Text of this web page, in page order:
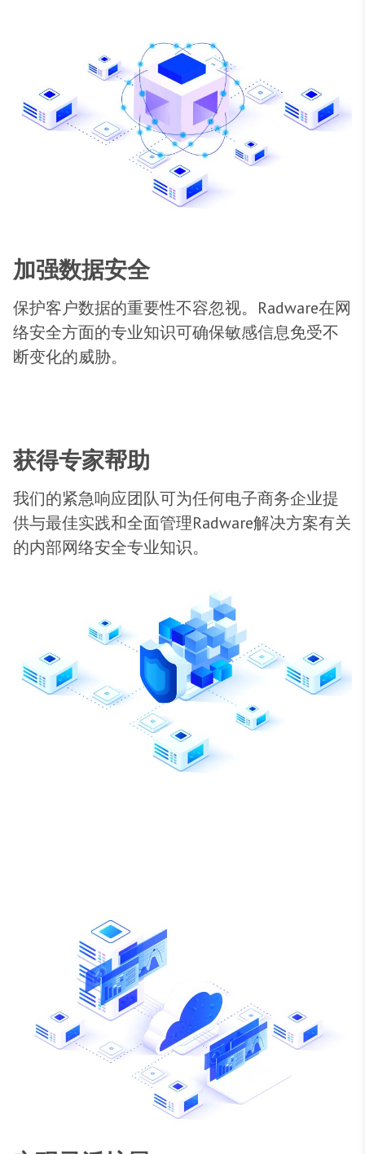
加强数据安全
保护客户数据的重要性不容忽视。Radware在网
络安全方面的专业知识可确保敏感信息免受不
断变化的威胁。
获得专家帮助
我们的紧急响应团队可为任何电子商务企业提
供与最佳实践和全面管理Radware解决方案有关
的内部网络安全专业知识。